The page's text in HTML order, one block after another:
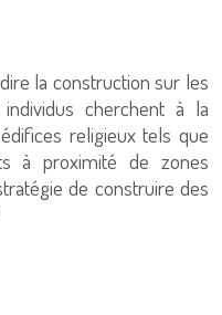
la construction sur les
cherchent à la
religieux tels que
à proximité de zones
de construire des